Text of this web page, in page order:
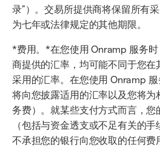
录”）。交易所提供商将保留所有
为七年或法律规定的其他期限。
*费用。*在您使用 Onramp 服务
商提供的汇率，均可能不同于您
采用的汇率。在您使用 Onramp
将向您披露适用的汇率以及您将
务费）。就某些支付方式而言，
（包括与资金透支或不足有关的
不承担您的银行向您收取的任何费